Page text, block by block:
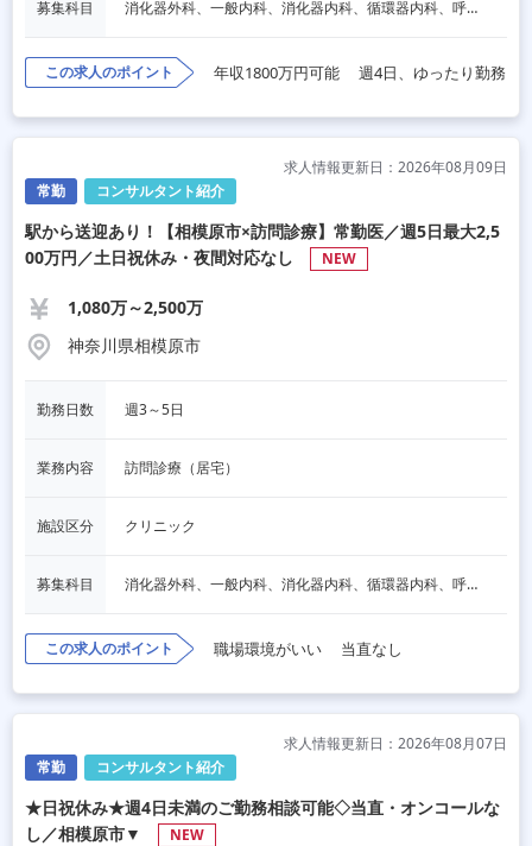
募集科目 消化器外科、一般内科、消化器内科、循環器内科、呼吸器内科、血液内科、心療内科、脳神経内科、内分泌内科、老人内科、一般外科、心臓外科、呼吸器外科、脳神経外科、整形外科、形成外科、リハビリテーション科、小児科、産婦人科、婦人科、精神科、眼科、耳鼻咽喉科、皮膚科、泌尿器科、放射線科、人工透析、麻酔科、美容外科、人間ドック・検診、その他
この求人のポイント 年収1800万円可能 週4日、ゆったり勤務
常勤 コンサルタント紹介
求人情報更新日：2026年08月09日
駅から送迎あり！【相模原市×訪問診療】常勤医／週5日最大2,5
00万円／土日祝休み・夜間対応なし
NEW
1,080万～2,500万
神奈川県相模原市
勤務日数 週3～5日
業務内容 訪問診療（居宅）
施設区分 クリニック
募集科目 消化器外科、一般内科、消化器内科、循環器内科、呼吸器内科、血液内科、脳神経内科、内分泌内科、一般外科、その他
この求人のポイント 職場環境がいい 当直なし
常勤 コンサルタント紹介
求人情報更新日：2026年08月07日
★日祝休み★週4日未満のご勤務相談可能◇当直・オンコールな
し／相模原市▼
NEW